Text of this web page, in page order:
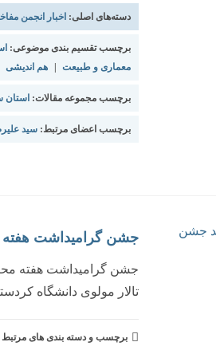
دسته‌های اصلی: اخبار انجمن
برچسب تقسیم بندی موضوعی:
معماری و طبیعت
هم اندیشی
برچسب مجموعه مقالات: استان
برچسب اعضای مرتبط: سید
جشن گرامیداشت
تالار مولوی دانشگاه
برچسب و دسته بندی های مرتبط